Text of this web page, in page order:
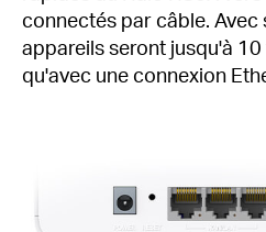
connectés par câble.
appareils seront jusqu'à
qu'avec une connexion